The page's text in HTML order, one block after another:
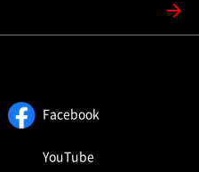
ウで開く）Facebook（別ウィンドウ
開く）YouTube（別ウィンドウで